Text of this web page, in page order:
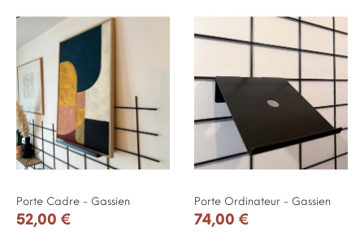
Porte Cadre - Gassien
52,00 €
Porte Ordinateur - Gassien
74,00 €